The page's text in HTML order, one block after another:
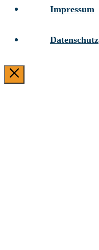
Impressum
Datenschutz
CLOSE